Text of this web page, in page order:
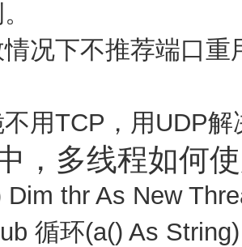
况下不推荐端口
用TCP，用UDP解
，多线程如何
Dim thr As New
循环(a() As